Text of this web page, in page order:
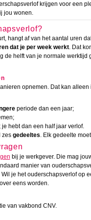
krijgen voor een
jou wonen.
hangt af van het aantal uren
dat je per week werkt. Dat
de helft van je normale werktijd
opnemen. Dat kan alleen
periode dan een jaar;
hebt dan een half jaar verlof.
zes gedeeltes. Elk gedeelte
bij je werkgever. Die mag
manier van
je het ouderschapsverlof op
eens worden.
van vakbond CNV.